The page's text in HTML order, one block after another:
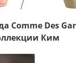
Comme Des
Ким